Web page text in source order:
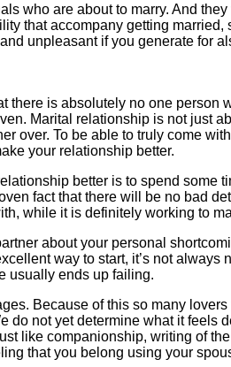
who are about to marry. And
that accompany getting
unpleasant if you generate for
is absolutely no one
Marital relationship is not just
over. To be able to truly come
your relationship better.
better is to spend some
fact that there will be no bad
while it is definitely working to
about your personal
way to start, it’s not
usually ends up failing.
Because of this so many
not yet determine what it
like companionship, writing of
that you belong using your